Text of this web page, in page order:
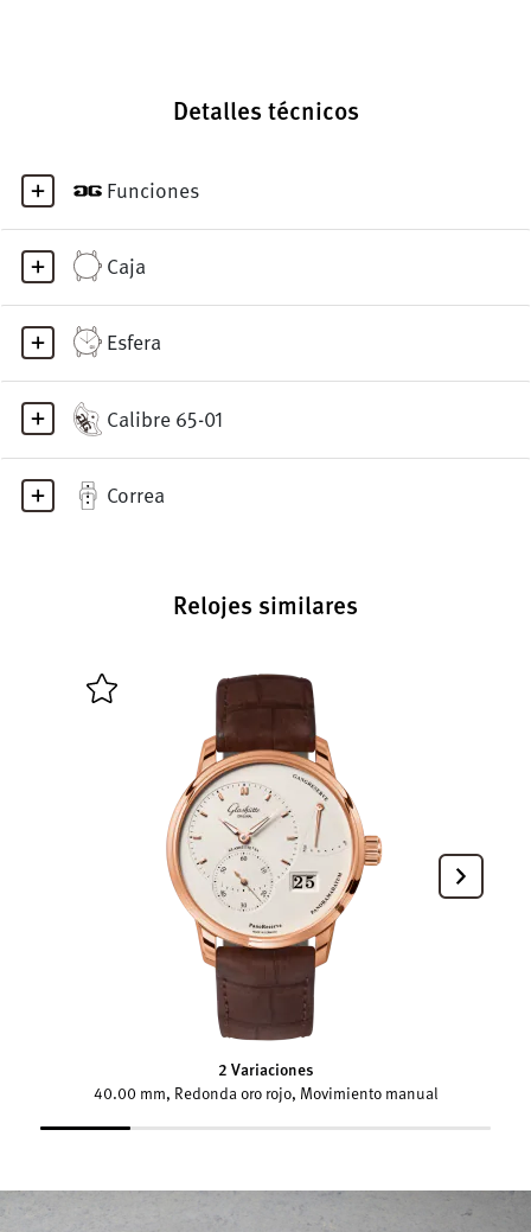
Detalles técnicos
Funciones
Caja
Esfera
Calibre 65-01
Correa
Relojes similares
2 Variaciones
40.00 mm, Redonda oro rojo, Movimiento manual